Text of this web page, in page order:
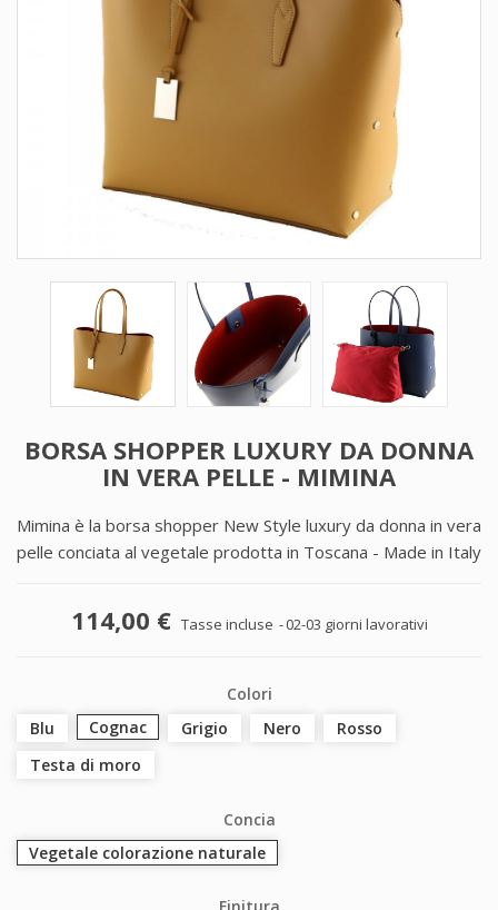
BORSA SHOPPER LUXURY DA DONNA
IN VERA PELLE - MIMINA
Mimina è la borsa shopper New Style luxury da donna in vera
pelle conciata al vegetale prodotta in Toscana - Made in Italy
114,00 € Tasse incluse 02-03 giorni lavorativi
Colori
Blu
Cognac Grigio Nero
Rosso
Testa di moro
Concia
Vegetale colorazione naturale
Finitura